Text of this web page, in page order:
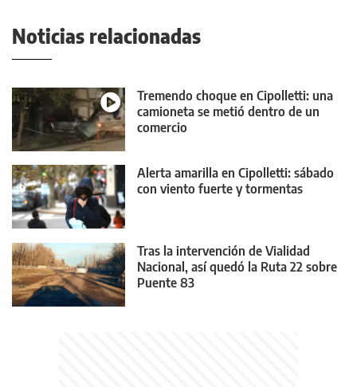
Noticias relacionadas
Tremendo choque en Cipolletti: una
camioneta se metió dentro de un
comercio
Alerta amarilla en Cipolletti: sábado
con viento fuerte y tormentas
Tras la intervención de Vialidad
Nacional, así quedó la Ruta 22 sobre
Puente 83